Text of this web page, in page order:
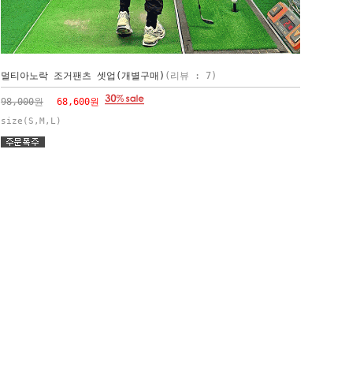
멀티아노락 조거팬츠 셋업(개별구매) (리뷰 : 7)
98,000원 68,600원
size(S,M,L)